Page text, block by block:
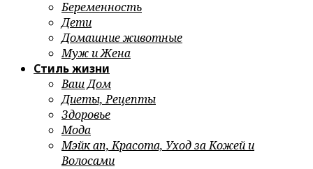
Беременность
Дети
Домашние животные
Муж и Жена
Стиль жизни
Ваш Дом
Диеты, Рецепты
Здоровье
Мода
Мэйк ап, Красота, Уход за Кожей и
Волосами